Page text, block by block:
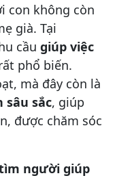
con không còn
già. Tại
cầu giúp việc
phổ biến.
mà đây còn là
sâu sắc, giúp
được chăm sóc
người giúp